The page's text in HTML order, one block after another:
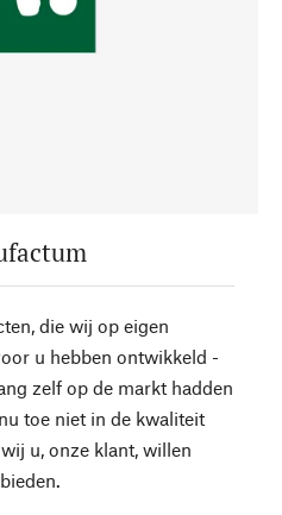
die wij op eigen
u hebben ontwikkeld -
zelf op de markt hadden
toe niet in de kwaliteit
u, onze klant, willen